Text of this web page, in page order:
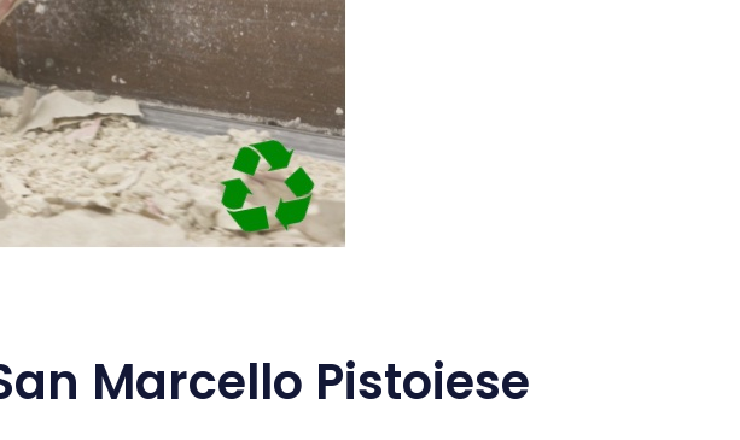
Marcello Pistoiese